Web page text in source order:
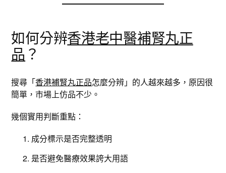
如何分辨香港老中醫補腎丸正
品 ？
搜尋「香港補腎丸正品怎麼分辨」的人越來越多，原因很
簡單，市場上仿品不少。
幾個實用判斷重點：
成分標示是否完整透明
是否避免醫療效果誇大用語